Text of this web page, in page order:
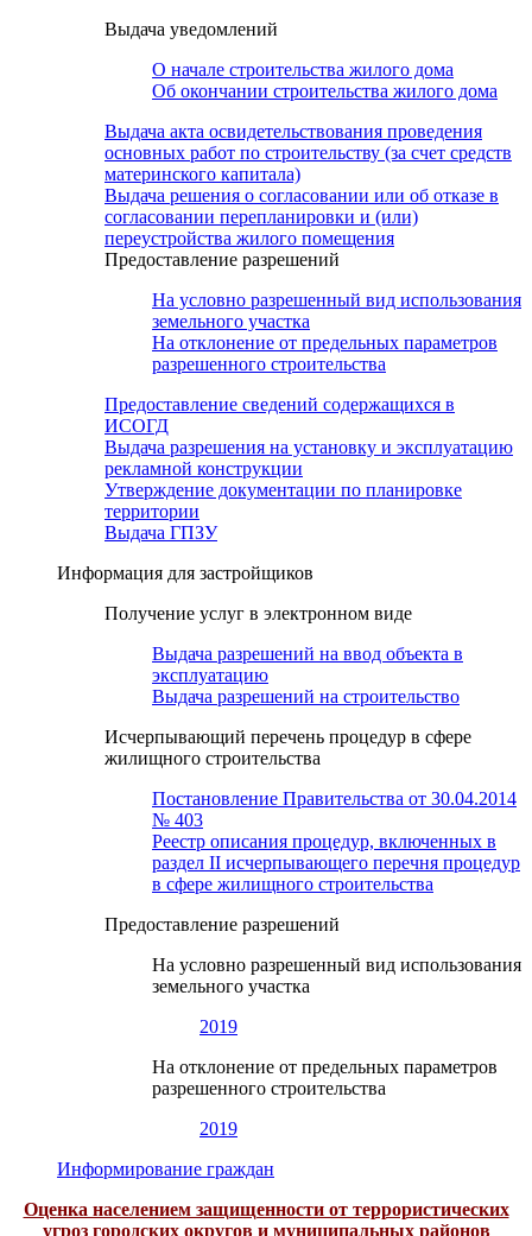
Выдача уведомлений
О начале строительства жилого дома
Об окончании строительства жилого дома
Выдача акта освидетельствования проведения
основных работ по строительству (за счет средств
материнского капитала)
Выдача решения о согласовании или об отказе в
согласовании перепланировки и (или)
переустройства жилого помещения
Предоставление разрешений
На условно разрешенный вид использования
земельного участка
На отклонение от предельных параметров
разрешенного строительства
Предоставление сведений содержащихся в
ИСОГД
Выдача разрешения на установку и эксплуатацию
рекламной конструкции
Утверждение документации по планировке
территории
Выдача ГПЗУ
Информация для застройщиков
Получение услуг в электронном виде
Выдача разрешений на ввод объекта в
эксплуатацию
Выдача разрешений на строительство
Исчерпывающий перечень процедур в сфере
жилищного строительства
Постановление Правительства от 30.04.2014
№ 403
Реестр описания процедур, включенных в
раздел II исчерпывающего перечня процедур
в сфере жилищного строительства
Предоставление разрешений
На условно разрешенный вид использования
земельного участка
2019
На отклонение от предельных параметров
разрешенного строительства
2019
Информирование граждан
Оценка населением защищенности от террористических
угроз городских округов и муниципальных районов